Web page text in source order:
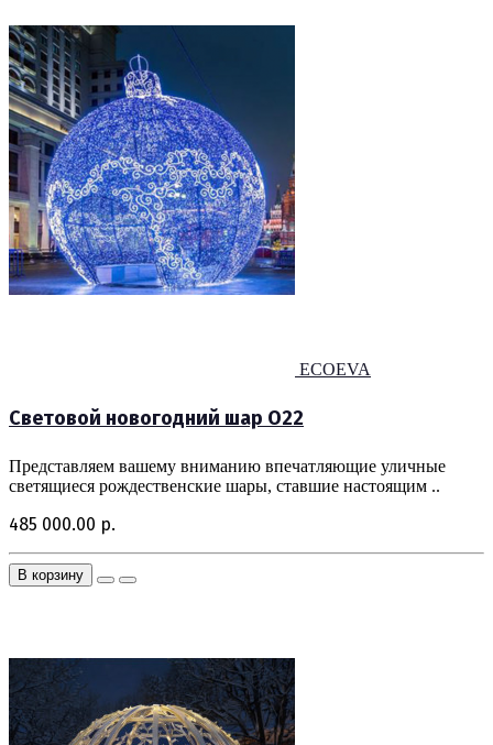
ECOEVA
Световой новогодний шар O22
Представляем вашему вниманию впечатляющие уличные
светящиеся рождественские шары, ставшие настоящим ..
485 000.00 р.
В корзину